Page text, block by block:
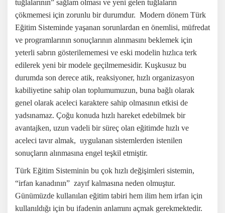
tuğlalarının” sağlam olması ve yeni gelen tuğlaların
çökmemesi için zorunlu bir durumdur. Modern dönem Türk
Eğitim Sisteminde yaşanan sorunlardan en önemlisi, müfredat
ve programlarının sonuçlarının alınmasını beklemek için
yeterli sabrın gösterilememesi ve eski modelin hızlıca terk
edilerek yeni bir modele geçilmemesidir. Kuşkusuz bu
durumda son derece atik, reaksiyoner, hızlı organizasyon
kabiliyetine sahip olan toplumumuzun, buna bağlı olarak
genel olarak aceleci karaktere sahip olmasının etkisi de
yadsınamaz. Çoğu konuda hızlı hareket edebilmek bir
avantajken, uzun vadeli bir süreç olan eğitimde hızlı ve
aceleci tavır almak, uygulanan sistemlerden istenilen
sonuçların alınmasına engel teşkil etmiştir.
Türk Eğitim Sisteminin bu çok hızlı değişimleri sistemin,
“irfan kanadının” zayıf kalmasına neden olmuştur.
Günümüzde kullanılan eğitim tabiri hem ilim hem irfan için
kullanıldığı için bu ifadenin anlamını açmak gerekmektedir.